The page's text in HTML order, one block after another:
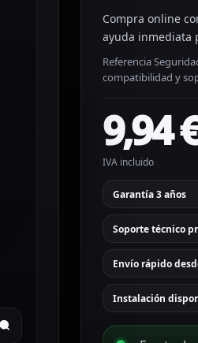
Compra online
ayuda inmediata
Referencia
compatibilidad y
9,94
IVA incluido
Garantía 3 años
Soporte técnico
Envío rápido
Instalación